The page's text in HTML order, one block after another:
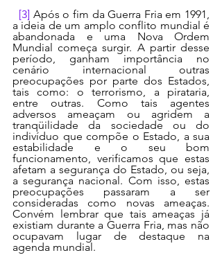
[3] Após o fim da Guerra Fria em 1991,
a ideia de um amplo conflito mundial é
abandonada e uma Nova Ordem
Mundial começa surgir. A partir desse
período, ganham importância no
cenário internacional outras
preocupações por parte dos Estados,
tais como: o terrorismo, a pirataria,
entre outras. Como tais agentes
adversos ameaçam ou agridem a
tranqüilidade da sociedade ou do
indivíduo que compõe o Estado, a sua
estabilidade e o seu bom
funcionamento, verificamos que estas
afetam a segurança do Estado, ou seja,
a segurança nacional. Com isso, estas
preocupações passaram a ser
consideradas como novas ameaças.
Convém lembrar que tais ameaças já
existiam durante a Guerra Fria, mas não
ocupavam lugar de destaque na
agenda mundial.